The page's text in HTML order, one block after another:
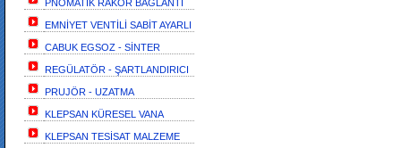
PNÖMATİK RAKOR BAĞLANTI
EMNİYET VENTİLİ SABİT AYARLI
CABUK EGSOZ - SİNTER
REGÜLATÖR - ŞARTLANDIRICI
PRUJÖR - UZATMA
KLEPSAN KÜRESEL VANA
KLEPSAN TESİSAT MALZEME